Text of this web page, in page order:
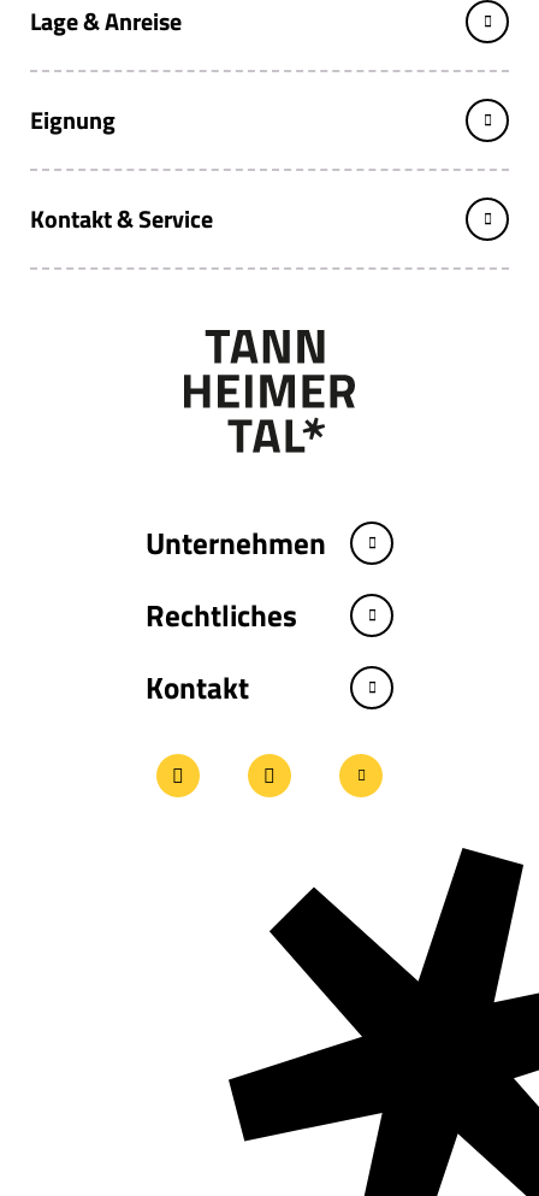
Lage & Anreise
Eignung
Kontakt & Service
Unternehmen
Rechtliches
Kontakt